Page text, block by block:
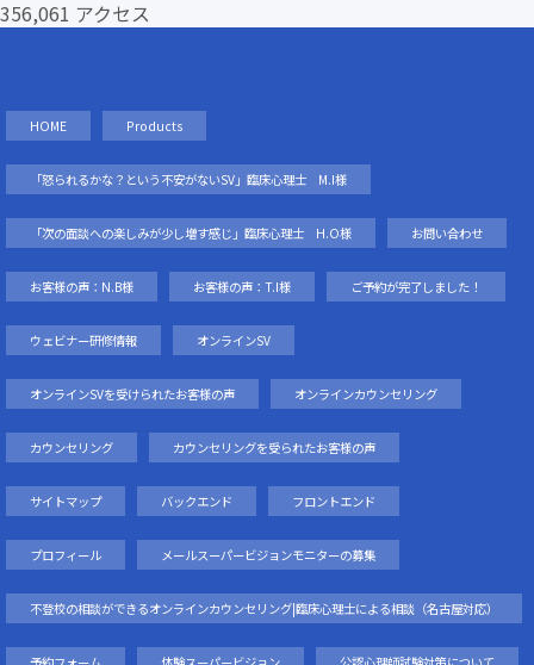
356,061 アクセス
HOME Products
「怒られるかな？という不安がないSV」臨床心理士 M.I様
「次の面談への楽しみが少し増す感じ」臨床心理士 H.O様 お問い合わせ
お客様の声：N.B様 お客様の声：T.I様 ご予約が完了しました！
ウェビナー研修情報 オンラインSV
オンラインSVを受けられたお客様の声 オンラインカウンセリング
カウンセリング カウンセリングを受られたお客様の声
サイトマップ バックエンド フロントエンド
プロフィール メールスーパービジョンモニターの募集
不登校の相談ができるオンラインカウンセリング|臨床心理士による相談（名古屋対応）